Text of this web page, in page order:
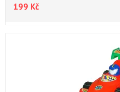
199 Kč